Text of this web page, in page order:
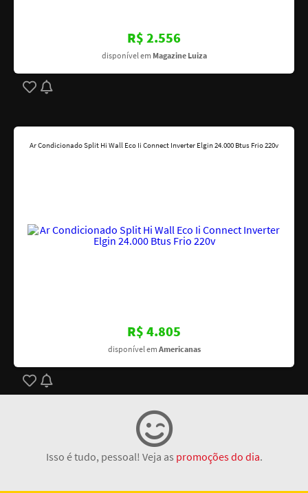
R$ 2.556
disponível em Magazine Luiza
Ar Condicionado Split Hi Wall Eco Ii Connect Inverter Elgin 24.000 Btus Frio 220v
R$ 4.805
disponível em Americanas
Isso é tudo, pessoal! Veja as promoções do dia.